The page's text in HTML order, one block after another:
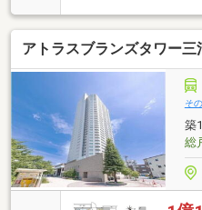
ッチン、洗面台、ト
ーザー、ユニットバ
充実の共用部（コンシ
ム、スカイガーデン
千住」駅徒歩1分、複
◇◇◇◇◇◇◇◇◇ご内覧
細やお引渡時期等、
せください。◎「見学
り◎お電話：0120-259-
アトラスブランズタワー三
そ
築
総